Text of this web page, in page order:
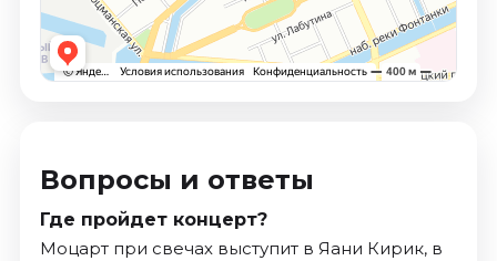
Вопросы и ответы
Где пройдет концерт?
Моцарт при свечах выступит в Яани Кирик, в